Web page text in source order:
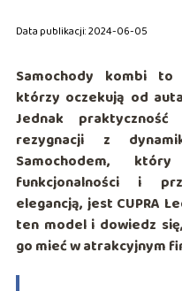
Data publikacji: 2024-06-05
Samochody kombi
którzy oczekują od
Jednak
rezygnacji z
Samochodem,
funkcjonalności i
elegancją, jest CUPRA
ten model i dowiedz
go mieć w atrakcyjnym